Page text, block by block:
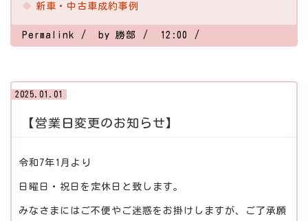
新車・中古車成約事例
Permalink by 勝部 12:00
2025.01.01
【営業日変更のお知らせ】
令和7年1月より
日曜日・祝日を定休日と致します。
みなさまにはご不便やご迷惑をお掛けしますが、ご了承願